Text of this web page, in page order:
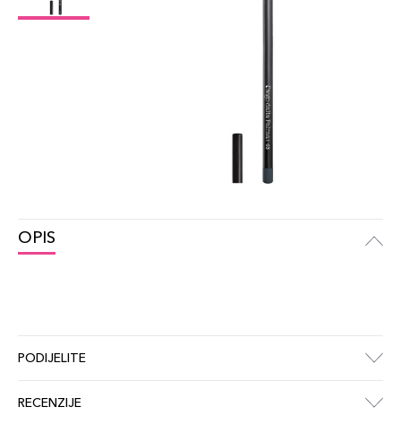
OPIS
PODIJELITE
RECENZIJE